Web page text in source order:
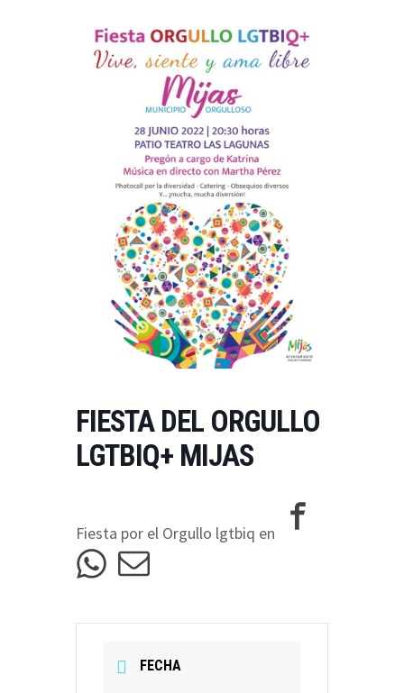
FIESTA DEL ORGULLO
LGTBIQ+ MIJAS
Fiesta por el Orgullo lgtbiq en
FECHA